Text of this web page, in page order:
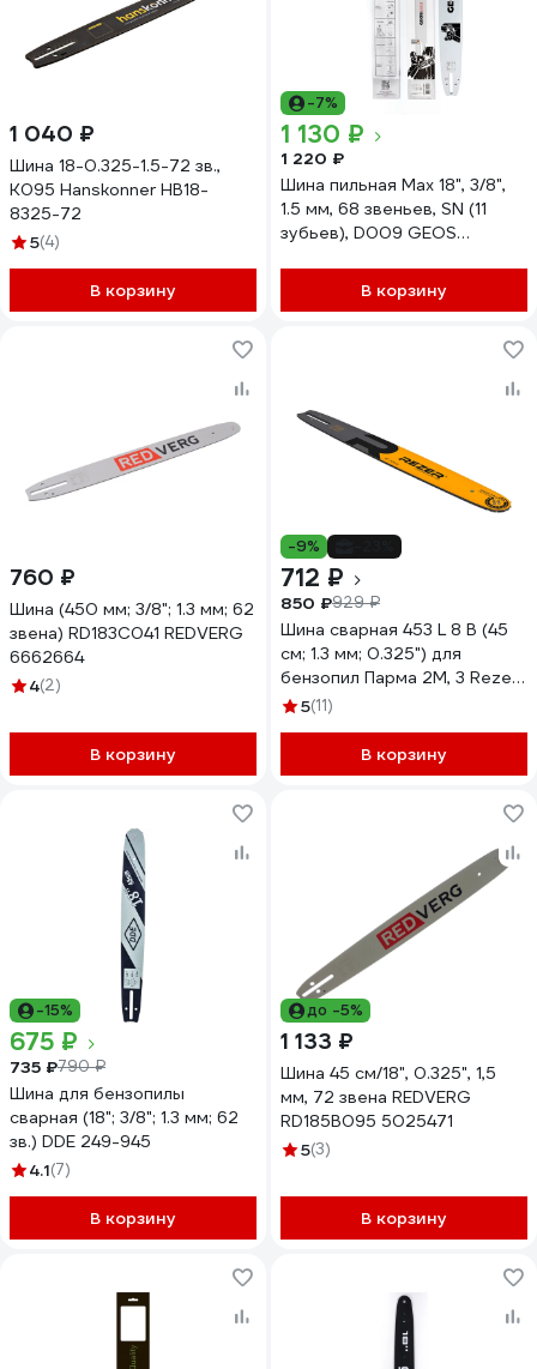
1 040 ₽
Шина 18-0.325-1.5-72 зв.,
K095 Hanskonner HB18-
8325-72
5(4)
В корзину
-7%
1 130 ₽
1 220 ₽
Шина пильная Max 18", 3/8",
1.5 мм, 68 звеньев, SN (11
зубьев), D009 GEOS
В корзину
760 ₽
Шина (450 мм; 3/8"; 1.3 мм; 62
звена) RD183C041 REDVERG
6662664
4(2)
В корзину
-9%
712 ₽
850 ₽929 ₽
Шина сварная 453 L 8 В (45
см; 1.3 мм; 0.325") для
бензопил Парма 2М, 3 Rezer
03.016.00014
5(11)
В корзину
-15%
675 ₽
735 ₽790 ₽
Шина для бензопилы
сварная (18"; 3/8"; 1.3 мм; 62
зв.) DDE 249-945
4.1(7)
В корзину
до -5%
1 133 ₽
Шина 45 см/18", 0.325", 1,5
мм, 72 звена REDVERG
RD185B095 5025471
5(3)
В корзину